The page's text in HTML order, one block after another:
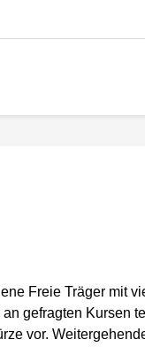
Freie Träger mit
gefragten Kursen
vor.